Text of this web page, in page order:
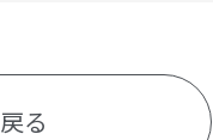
戻る